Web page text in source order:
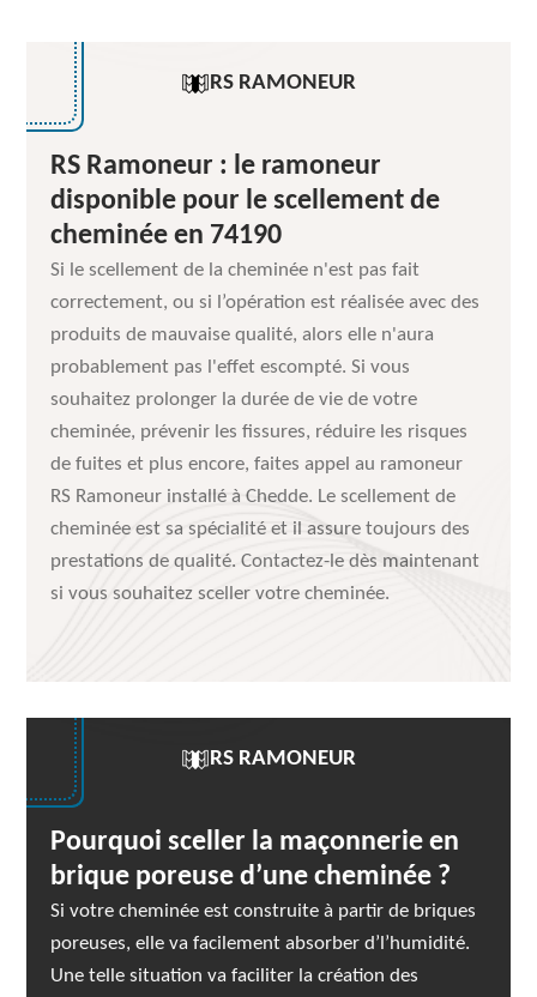
RS RAMONEUR
RS Ramoneur : le ramoneur
disponible pour le scellement de
cheminée en 74190
Si le scellement de la cheminée n'est pas fait
correctement, ou si l’opération est réalisée avec des
produits de mauvaise qualité, alors elle n'aura
probablement pas l'effet escompté. Si vous
souhaitez prolonger la durée de vie de votre
cheminée, prévenir les fissures, réduire les risques
de fuites et plus encore, faites appel au ramoneur
RS Ramoneur installé à Chedde. Le scellement de
cheminée est sa spécialité et il assure toujours des
prestations de qualité. Contactez-le dès maintenant
si vous souhaitez sceller votre cheminée.
RS RAMONEUR
Pourquoi sceller la maçonnerie en
brique poreuse d’une cheminée ?
Si votre cheminée est construite à partir de briques
poreuses, elle va facilement absorber d’l’humidité.
Une telle situation va faciliter la création des